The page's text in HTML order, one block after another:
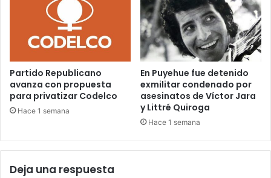
Partido Republicano
avanza con propuesta
para privatizar Codelco
Hace 1 semana
En Puyehue fue detenido
exmilitar condenado por
asesinatos de Víctor Jara
y Littré Quiroga
Hace 1 semana
Deja una respuesta